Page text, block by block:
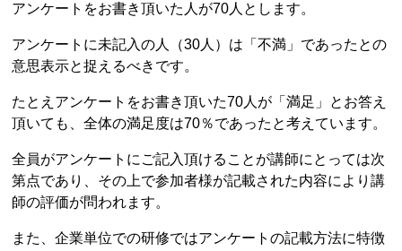
アンケートをお書き頂いた人が70人とします。
アンケートに未記入の人（30人）は「不満」であったとの
意思表示と捉えるべきです。
たとえアンケートをお書き頂いた70人が「満足」とお答え
頂いても、全体の満足度は70％であったと考えています。
全員がアンケートにご記入頂けることが講師にとっては次
第点であり、その上で参加者様が記載された内容により講
師の評価が問われます。
また、企業単位での研修ではアンケートの記載方法に特徴